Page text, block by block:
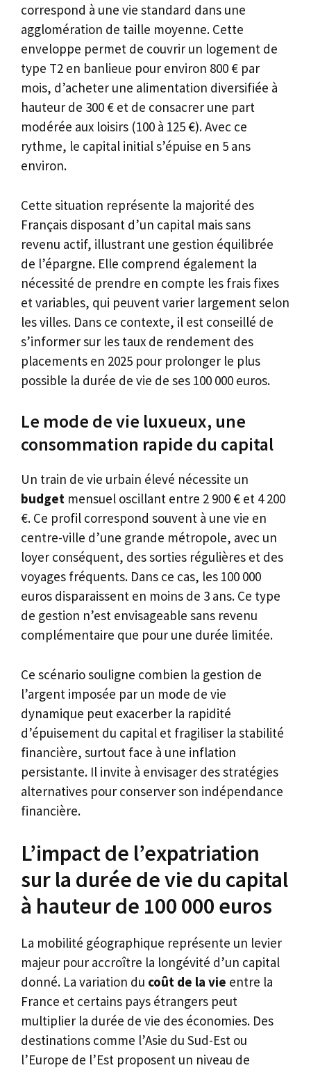
correspond à une vie standard dans une
agglomération de taille moyenne. Cette
enveloppe permet de couvrir un logement de
type T2 en banlieue pour environ 800 € par
mois, d’acheter une alimentation diversifiée à
hauteur de 300 € et de consacrer une part
modérée aux loisirs (100 à 125 €). Avec ce
rythme, le capital initial s’épuise en 5 ans
environ.
Cette situation représente la majorité des
Français disposant d’un capital mais sans
revenu actif, illustrant une gestion équilibrée
de l’épargne. Elle comprend également la
nécessité de prendre en compte les frais fixes
et variables, qui peuvent varier largement selon
les villes. Dans ce contexte, il est conseillé de
s’informer sur les taux de rendement des
placements en 2025 pour prolonger le plus
possible la durée de vie de ses 100 000 euros.
Le mode de vie luxueux, une
consommation rapide du capital
Un train de vie urbain élevé nécessite un
budget mensuel oscillant entre 2 900 € et 4 200
€. Ce profil correspond souvent à une vie en
centre-ville d’une grande métropole, avec un
loyer conséquent, des sorties régulières et des
voyages fréquents. Dans ce cas, les 100 000
euros disparaissent en moins de 3 ans. Ce type
de gestion n’est envisageable sans revenu
complémentaire que pour une durée limitée.
Ce scénario souligne combien la gestion de
l’argent imposée par un mode de vie
dynamique peut exacerber la rapidité
d’épuisement du capital et fragiliser la stabilité
financière, surtout face à une inflation
persistante. Il invite à envisager des stratégies
alternatives pour conserver son indépendance
financière.
L’impact de l’expatriation
sur la durée de vie du capital
à hauteur de 100 000 euros
La mobilité géographique représente un levier
majeur pour accroître la longévité d’un capital
donné. La variation du coût de la vie entre la
France et certains pays étrangers peut
multiplier la durée de vie des économies. Des
destinations comme l’Asie du Sud-Est ou
l’Europe de l’Est proposent un niveau de